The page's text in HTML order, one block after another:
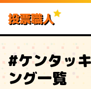
投票職人
#ケンタッ
ング一覧